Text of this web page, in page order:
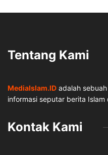
Tentang Kami
MediaIslam.ID adalah
informasi seputar berita Islam
Kontak Kami